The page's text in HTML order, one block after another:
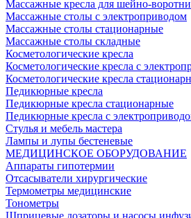
Массажные кресла для шейно-
Массажные столы с электроприводом
Массажные столы стационарные
Массажные столы складные
Косметологические кресла
Косметологические кресла с
Косметологические кресла
Педикюрные кресла
Педикюрные кресла стационарные
Педикюрные кресла с
Стулья и мебель мастера
Лампы и лупы бестеневые
МЕДИЦИНСКОЕ ОБОРУДОВАНИЕ
Аппараты гипотермии
Отсасыватели хирургические
Термометры медицинские
Тонометры